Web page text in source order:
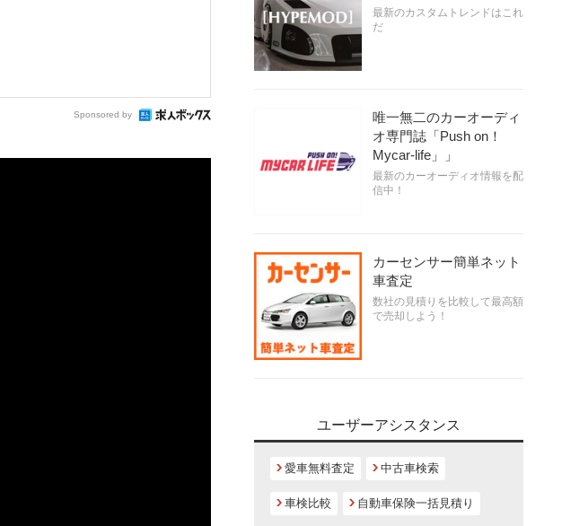
Sponsored by
最新のカスタムトレンドはこれ
だ
唯一無二のカーオーディ
オ専門誌「Push on！
Mycar-life」」
最新のカーオーディオ情報を配
信中！
カーセンサー簡単ネット
車査定
数社の見積りを比較して最高額
で売却しよう！
ユーザーアシスタンス
愛車無料査定 中古車検索
車検比較 自動車保険一括見積り